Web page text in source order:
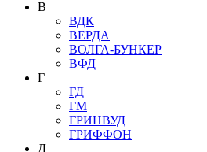
В
ВДК
ВЕРДА
ВОЛГА-БУНКЕР
ВФД
Г
ГД
ГМ
ГРИНВУД
ГРИФФОН
Д